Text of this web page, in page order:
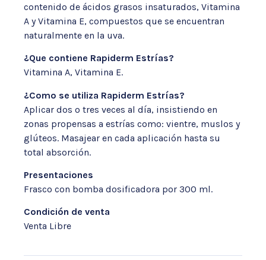
contenido de ácidos grasos insaturados, Vitamina
A y Vitamina E, compuestos que se encuentran
naturalmente en la uva.
¿Que contiene Rapiderm Estrías?
Vitamina A, Vitamina E.
¿Como se utiliza Rapiderm Estrías?
Aplicar dos o tres veces al día, insistiendo en
zonas propensas a estrías como: vientre, muslos y
glúteos. Masajear en cada aplicación hasta su
total absorción.
Presentaciones
Frasco con bomba dosificadora por 300 ml.
Condición de venta
Venta Libre